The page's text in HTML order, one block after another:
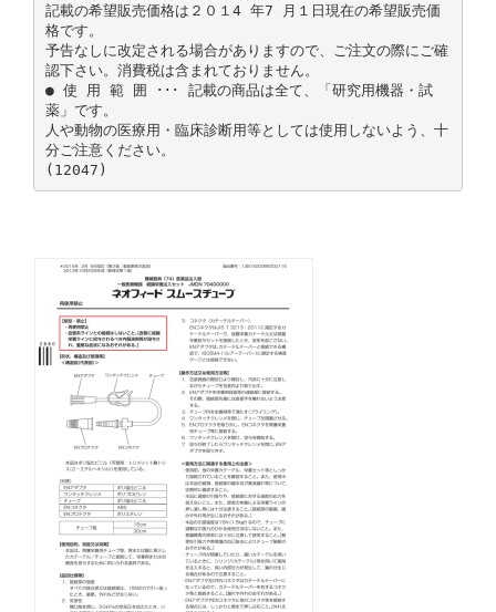
記載の希望販売価格は２０１4 年7 月１日現在の希望販売価
格です。
予告なしに改定される場合がありますので、ご注文の際にご確
認下さい。消費税は含まれておりません。
● 使 用 範 囲 ･･･ 記載の商品は全て、「研究用機器・試
薬」です。
人や動物の医療用・臨床診断用等としては使用しないよう、十
分ご注意ください。